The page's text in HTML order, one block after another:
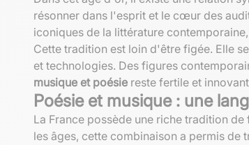
résonner dans l'esprit et le cœur des
iconiques de la littérature
Cette tradition est loin d'être figée. Elle
et technologies. Des figures
musique et poésie reste fertile et
Poésie et musique : une
La France possède une riche tradition
les âges, cette combinaison a permis de